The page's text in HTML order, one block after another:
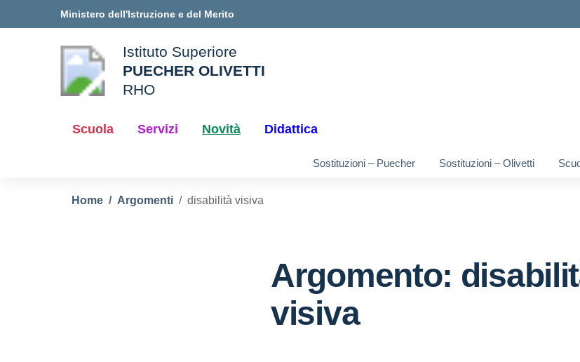
Ministero dell'Istruzione e del Merito
della scuola
Istituto Superiore
PUECHER OLIVETTI
RHO
Scuola Servizi Novità Didattica
Sostituzioni – Puecher Sostituzioni – Olivetti
Home Argomenti disabilità visiva
Argomento:
visiva